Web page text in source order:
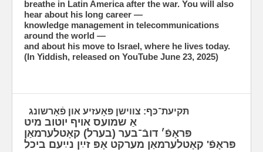
breathe in Latin America after the war. You will also
hear about his long career —
knowledge management in telecommunications
around the world —
and about his move to Israel, where he lives today.
(In Yiddish, released on YouTube June 23, 2025)
תּקיעת־כּף: צווישן פּאָעזיע און פֿאָרשונג
אַ שמועס אויף יוטוב מיט
פּראָפֿ׳ דובֿ־בער (בערל) קאָטלערמאַן
פּראָפֿ' קאָטלערמאַן מערקט אָפּ זײַן נײַעם ביכל